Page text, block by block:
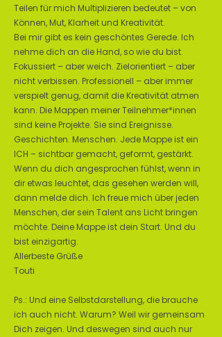
Teilen für mich Multiplizieren bedeutet – von
Können, Mut, Klarheit und Kreativität.
Bei mir gibt es kein geschöntes Gerede. Ich
nehme dich an die Hand, so wie du bist.
Fokussiert – aber weich. Zielorientiert – aber
nicht verbissen. Professionell – aber immer
verspielt genug, damit die Kreativität atmen
kann. Die Mappen meiner Teilnehmer*innen
sind keine Projekte. Sie sind Ereignisse.
Geschichten. Menschen. Jede Mappe ist ein
ICH – sichtbar gemacht, geformt, gestärkt.
Wenn du dich angesprochen fühlst, wenn in
dir etwas leuchtet, das gesehen werden will,
dann melde dich. Ich freue mich über jeden
Menschen, der sein Talent ans Licht bringen
möchte. Deine Mappe ist dein Start. Und du
bist einzigartig.
Allerbeste Grüße
Touti
Ps.: Und eine Selbstdarstellung, die brauche
ich auch nicht. Warum? Weil wir gemeinsam
Dich zeigen. Und deswegen sind auch nur